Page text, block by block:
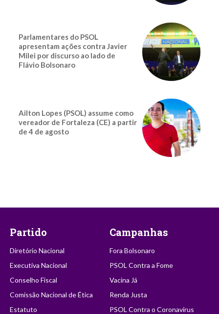
Parlamentares do PSOL
apresentam ações contra Javier
Milei por discurso ao lado de
Flávio Bolsonaro
Ailton Lopes (PSOL) assume como
vereador de Fortaleza (CE) a partir
de 4 de agosto
Partido
Diretório Nacional
Executiva Nacional
Conselho Fiscal
Comissão Nacional de Ética
Estatuto
Campanhas
Fora Bolsonaro
PSOL Contra a Fome
Vacina Já
Renda Justa
PSOL Contra o Coronavírus